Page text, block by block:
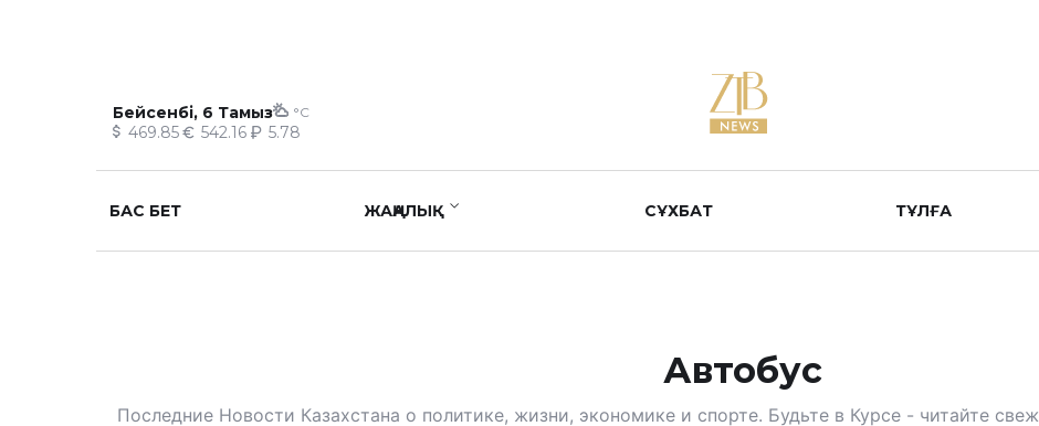
Бейсенбі, 6 Тамыз °C
469.85 542.16 5.78
БАС БЕТ ЖАҢАЛЫҚ СҰХБАТ ТҰЛҒА
Автобус
Последние Новости Казахстана о политике, жизни, экономике и спорте. Будьте в Курсе - читайте